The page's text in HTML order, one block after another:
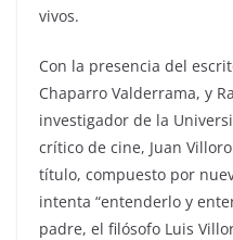
vivos.
Con la presencia del
Chaparro Valderrama, y
investigador de la
crítico de cine, Juan
título, compuesto por
intenta “entenderlo y
padre, el filósofo Luis